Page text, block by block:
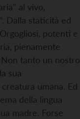
al vivo,
Dalla staticità ed
potenti e
pienamente
tanto un nostro
sua
umana. Ed
della lingua
madre. Forse